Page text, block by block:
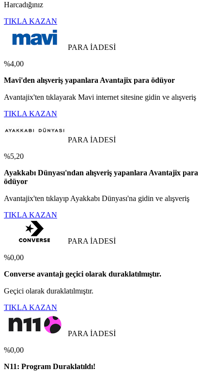
Harcadığınız
TIKLA KAZAN
PARA İADESİ
%4,00
Mavi'den alışveriş yapanlara Avantajix para ödüyor
Avantajix'ten tıklayarak Mavi internet sitesine gidin ve alışveriş
TIKLA KAZAN
PARA İADESİ
%5,20
Ayakkabı Dünyası'ndan alışveriş yapanlara Avantajix para
ödüyor
Avantajix'ten tıklayıp Ayakkabı Dünyası'na gidin ve alışveriş
TIKLA KAZAN
PARA İADESİ
%0,00
Converse avantajı geçici olarak duraklatılmıştır.
Geçici olarak duraklatılmıştır.
TIKLA KAZAN
PARA İADESİ
%0,00
N11: Program Duraklatıldı!